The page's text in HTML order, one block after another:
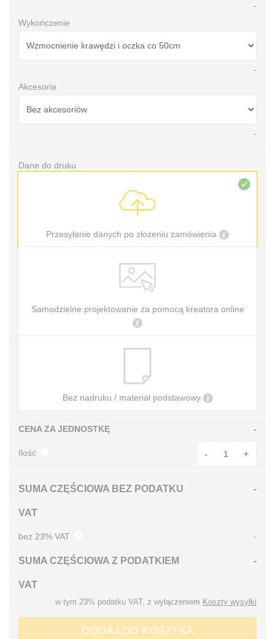
-
Wykończenie
-
Akcesoria
-
Dane do druku
Przesyłanie danych po złożeniu zamówienia
Samodzielne projektowanie za pomocą kreatora online
Bez nadruku / materiał podstawowy
CENA ZA JEDNOSTKĘ -
Ilość - +
SUMA CZĘŚCIOWA BEZ PODATKU
VAT
-
bez 23% VAT -
SUMA CZĘŚCIOWA Z PODATKIEM
VAT
-
w tym 23% podatku VAT, z wyłączeniem Koszty wysyłki
DODAJ DO KOSZYKA